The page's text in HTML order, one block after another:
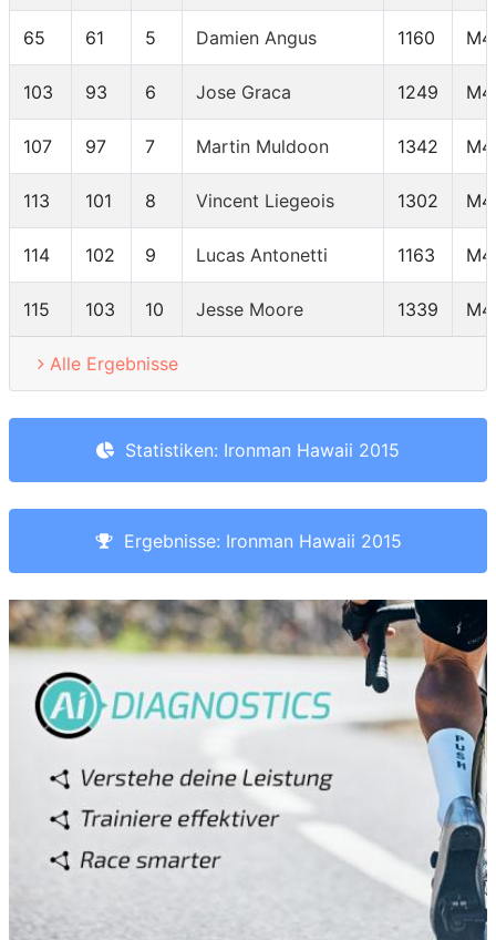
65 61 5 Damien Angus 1160
103 93 6 Jose Graca 1249
107 97 7 Martin Muldoon 1342
113 101 8 Vincent Liegeois 1302
114 102 9 Lucas Antonetti 1163
115 103 10 Jesse Moore 1339
Alle Ergebnisse
Statistiken: Ironman Hawaii 2015
Ergebnisse: Ironman Hawaii 2015